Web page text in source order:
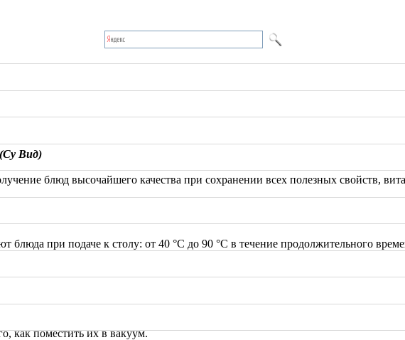
Вид)
блюд высочайшего качества при сохранении всех полезных свойств,
при подаче к столу: от 40 °C до 90 °C в течение продолжительного
как поместить их в вакуум.